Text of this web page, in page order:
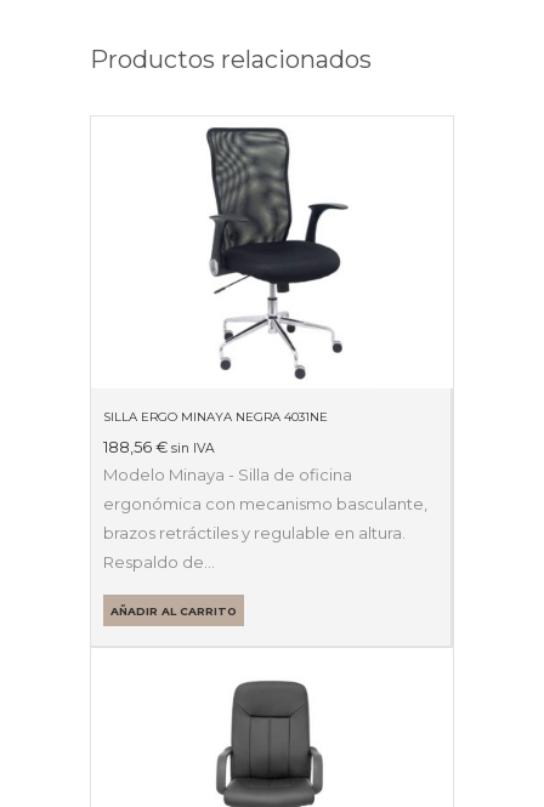
Productos relacionados
SILLA ERGO MINAYA NEGRA 4031NE
188,56 € sin IVA
Modelo Minaya - Silla de oficina
ergonómica con mecanismo basculante,
brazos retráctiles y regulable en altura.
Respaldo de…
AÑADIR AL CARRITO